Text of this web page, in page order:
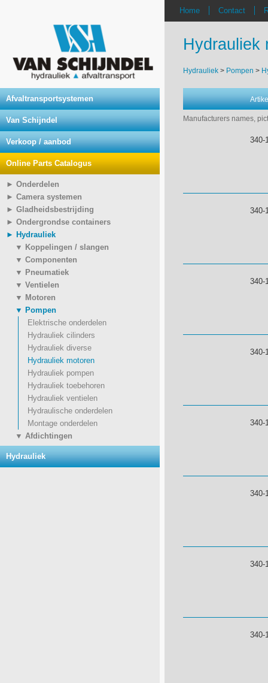
Afvaltransportsystemen
Van Schijndel
Verkoop / aanbod
Online Parts Catalogus
► Onderdelen
► Camera systemen
► Gladheidsbestrijding
► Ondergrondse containers
► Hydrauliek
▼ Koppelingen / slangen
▼ Componenten
▼ Pneumatiek
▼ Ventielen
▼ Motoren
▼ Pompen
Elektrische onderdelen
Hydrauliek cilinders
Hydrauliek diverse
Hydrauliek motoren
Hydrauliek pompen
Hydrauliek toebehoren
Hydrauliek ventielen
Hydraulische onderdelen
Montage onderdelen
▼ Afdichtingen
Hydrauliek
Home Contact
Hydrauliek
Hydrauliek > Pompen >
Manufacturers names,
340-
340-
340-
340-
340-
340-
340-
340-